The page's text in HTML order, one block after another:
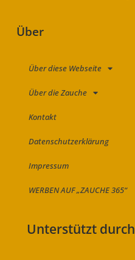
Über
Über diese Webseite
Über die Zauche
Kontakt
Datenschutzerklärung
Impressum
WERBEN AUF „ZAUCHE 365“
Unterstützt durch